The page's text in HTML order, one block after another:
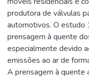
produtora de válvulas
automotivos. O estudo
prensagem à quente
especialmente devido
emissões ao ar de
A prensagem à quente